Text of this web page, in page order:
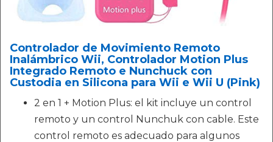
Controlador de Movimiento Remoto
Inalámbrico Wii, Controlador Motion Plus
Integrado Remoto e Nunchuck con
Custodia en Silicona para Wii e Wii U (Pink)
2 en 1 + Motion Plus: el kit incluye un control
remoto y un control Nunchuk con cable. Este
control remoto es adecuado para algunos